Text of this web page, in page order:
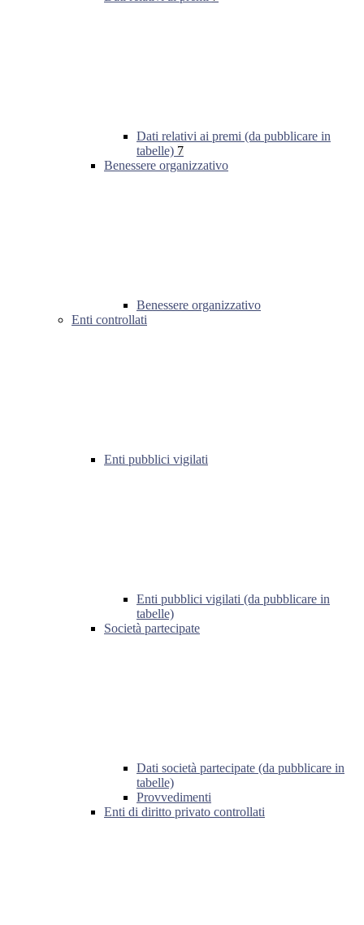
Dati relativi ai premi (da pubblicare in
tabelle) 7
Benessere organizzativo
Benessere organizzativo
Enti controllati
Enti pubblici vigilati
Enti pubblici vigilati (da pubblicare in
tabelle)
Società partecipate
Dati società partecipate (da pubblicare in
tabelle)
Provvedimenti
Enti di diritto privato controllati